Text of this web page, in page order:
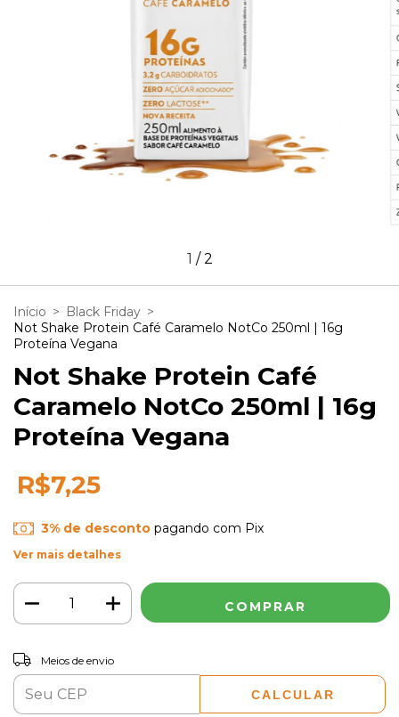
1 /2
Início > Black Friday >
Not Shake Protein Café Caramelo NotCo 250ml | 16g
Proteína Vegana
Not Shake Protein Café
Caramelo NotCo 250ml | 16g
Proteína Vegana
R$7,25
3% de desconto pagando com Pix
Ver mais detalhes
Entregas para o CEP:
Meios de envio
CALCULAR